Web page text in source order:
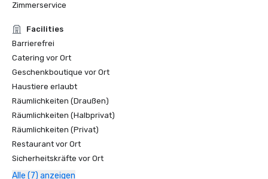
Zimmerservice
Facilities
Barrierefrei
Catering vor Ort
Geschenkboutique vor Ort
Haustiere erlaubt
Räumlichkeiten (Draußen)
Räumlichkeiten (Halbprivat)
Räumlichkeiten (Privat)
Restaurant vor Ort
Sicherheitskräfte vor Ort
Alle (7) anzeigen